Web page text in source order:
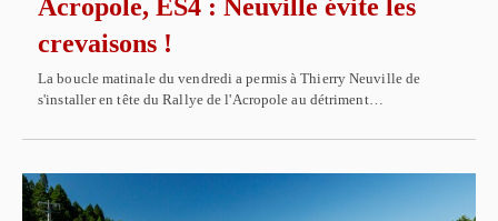
Acropole, ES4 : Neuville évite les
crevaisons !
La boucle matinale du vendredi a permis à Thierry Neuville de
s'installer en tête du Rallye de l'Acropole au détriment…